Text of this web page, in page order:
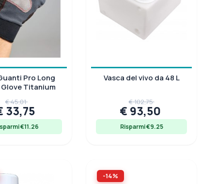
Pro Long
Titanium
€ 45,01
33,75
€11.26
Vasca del vivo da 48 L
€ 102,75
€ 93,50
Risparmi €9.25
-14%